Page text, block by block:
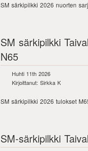
SM särkipilkki 2026 nuorten
SM särkipilkki
N65
Huhti 11th 2026
Kirjoittanut: Sirkka K
SM särkipilkki 2026 tulokset
SM-särkipilkki